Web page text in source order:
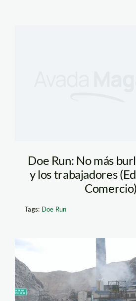
Doe Run: No más
y los trabajadores
Comercio)
Tags: Doe Run
doe_run_2_dp